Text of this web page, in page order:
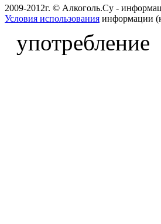
2009-2012г. © Алкоголь.Су -
Условия использования информации